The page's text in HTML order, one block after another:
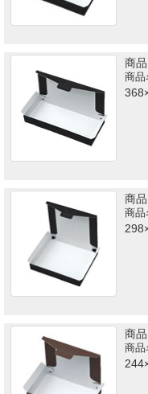
商
商
商